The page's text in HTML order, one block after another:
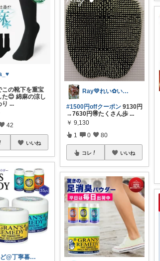
この靴下を重宝
た😊 綿麻の涼し
り ...
42
いいね
めいど@丁寧暮らし✨️
Ray💛れい︎✿いつもありがとう❁¨̮
#1500円offクーポン 9130円
→7630円🉐たくさん歩 ...
￥ 9,130
1 0 80
コレ いいね